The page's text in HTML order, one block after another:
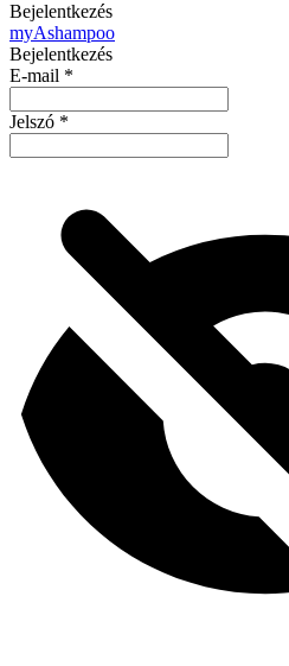
Bejelentkezés
myAshampoo
Bejelentkezés
E-mail *
Jelszó *